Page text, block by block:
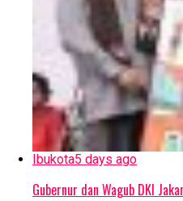
Ibukota5 days ago
Gubernur dan Wagub DKI